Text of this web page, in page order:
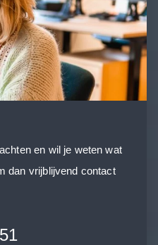
en wil je weten wat
dan vrijblijvend contact